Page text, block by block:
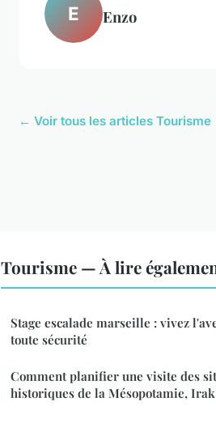
E Enzo
← Voir tous les articles Tourisme
Tourisme — À lire
Stage escalade marseille : vivez
toute sécurité
Comment planifier une visite des
historiques de la Mésopotamie,